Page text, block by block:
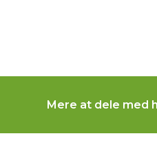
Mere at dele med